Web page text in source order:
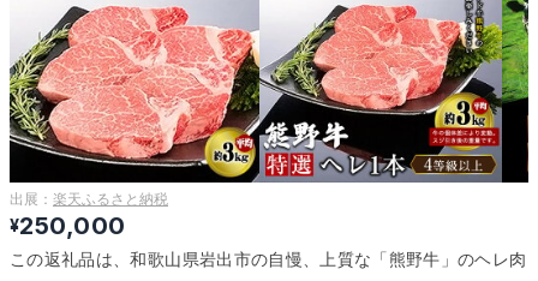
出展： 楽天ふるさと納税
¥250,000
この返礼品は、和歌山県岩出市の自慢、上質な「熊野牛」のヘレ肉